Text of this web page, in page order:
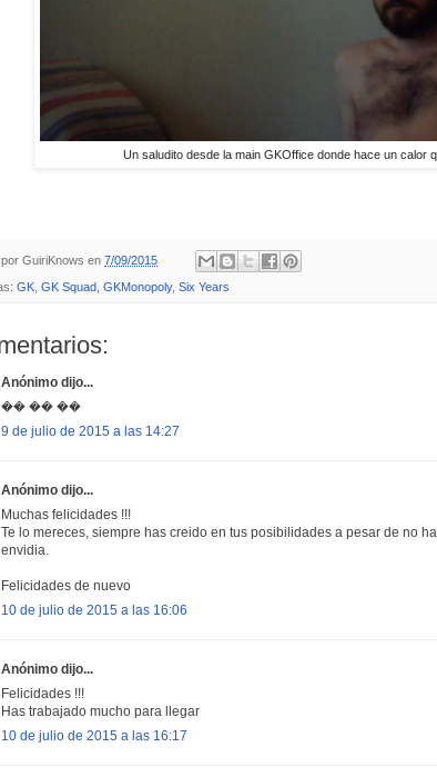
Un saludito desde la main GKOffice donde hace un calor
GuiriKnows en 7/09/2015
GK, GK Squad, GKMonopoly, Six Years
Anónimo dijo...
�� �� ��
9 de julio de 2015 a las 14:27
Anónimo dijo...
Muchas felicidades !!!
Te lo mereces, siempre has creido en tus posibilidades a pesar de no
envidia.
Felicidades de nuevo
10 de julio de 2015 a las 16:06
Anónimo dijo...
Felicidades !!!
Has trabajado mucho para llegar
10 de julio de 2015 a las 16:17